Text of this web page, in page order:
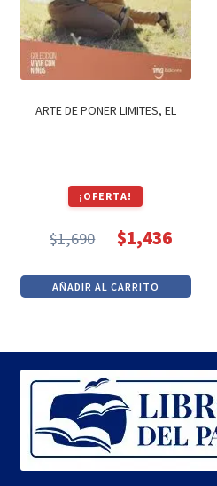
ARTE DE PONER LIMITES, EL
¡OFERTA!
$1,690
precio
original
$1,436
precio
actual
AÑADIR AL CARRITO